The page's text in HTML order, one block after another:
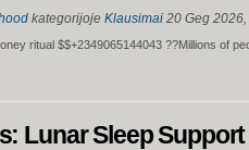
kategorijoje Klausimai 20 Geg
ritual $$+2349065144043 ??Millions of
Lunar Sleep Support